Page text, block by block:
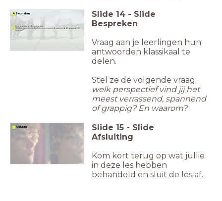
Deel je antwoorden met je klas.
Welk perspectief vind jij het meest verrassend, spannend of grappig? En
waarom?
4 Bespreken Slide 14 - Slide
Bespreken
Vraag aan je leerlingen hun
antwoorden klassikaal te
delen.
Stel ze de volgende vraag:
welk perspectief vind jij het
meest verrassend, spannend
of grappig? En waarom?
4 Afsluiting Slide 15 - Slide
Afsluiting
Kom kort terug op wat jullie
in deze les hebben
behandeld en sluit de les af.